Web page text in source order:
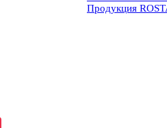
Продукция